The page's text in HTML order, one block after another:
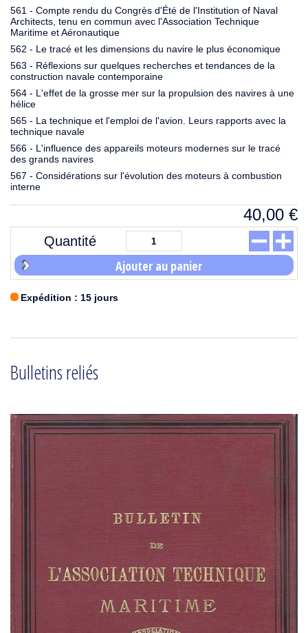
561 - Compte rendu du Congrès d'Été de l'Institution of Naval
Architects, tenu en commun avec l'Association Technique
Maritime et Aéronautique
562 - Le tracé et les dimensions du navire le plus économique
563 - Réflexions sur quelques recherches et tendances de la
construction navale contemporaine
564 - L'effet de la grosse mer sur la propulsion des navires à une
hélice
565 - La technique et l'emploi de l'avion. Leurs rapports avec la
technique navale
566 - L'influence des appareils moteurs modernes sur le tracé
des grands navires
567 - Considérations sur l'évolution des moteurs à combustion
interne
40,00 €
Quantité
Ajouter au panier
Expédition : 15 jours
Bulletins reliés